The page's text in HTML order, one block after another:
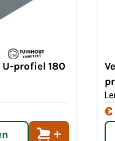
profiel 180
€